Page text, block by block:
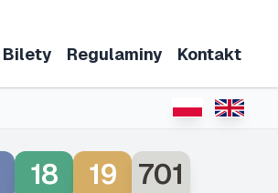
Bilety Regulaminy Kontakt
18 19 701